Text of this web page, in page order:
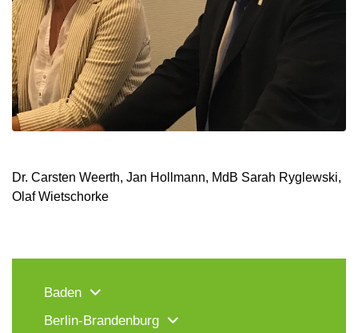
Dr. Carsten Weerth, Jan Hollmann, MdB Sarah Ryglewski,
Olaf Wietschorke
Baden
Berlin-Brandenburg